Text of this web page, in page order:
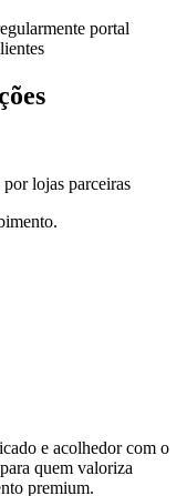
portal
lojas parceiras
e acolhedor com o
quem valoriza
premium.